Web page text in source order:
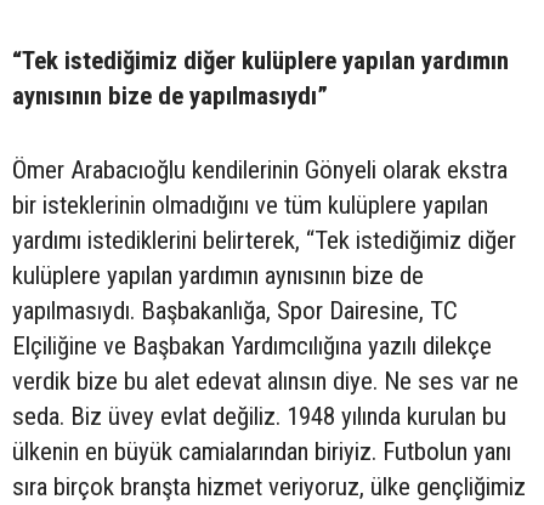
“Tek istediğimiz diğer kulüplere yapılan yardımın
aynısının bize de yapılmasıydı”
Ömer Arabacıoğlu kendilerinin Gönyeli olarak ekstra
bir isteklerinin olmadığını ve tüm kulüplere yapılan
yardımı istediklerini belirterek, “Tek istediğimiz diğer
kulüplere yapılan yardımın aynısının bize de
yapılmasıydı. Başbakanlığa, Spor Dairesine, TC
Elçiliğine ve Başbakan Yardımcılığına yazılı dilekçe
verdik bize bu alet edevat alınsın diye. Ne ses var ne
seda. Biz üvey evlat değiliz. 1948 yılında kurulan bu
ülkenin en büyük camialarından biriyiz. Futbolun yanı
sıra birçok branşta hizmet veriyoruz, ülke gençliğimiz